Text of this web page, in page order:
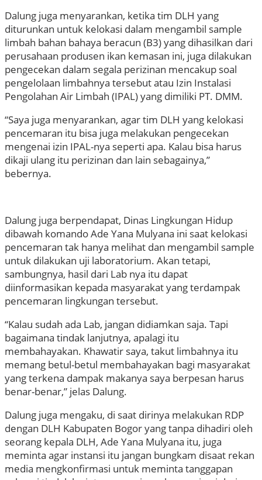
Dalung juga menyarankan, ketika tim DLH yang
diturunkan untuk kelokasi dalam mengambil sample
limbah bahan bahaya beracun (B3) yang dihasilkan dari
perusahaan produsen ikan kemasan ini, juga dilakukan
pengecekan dalam segala perizinan mencakup soal
pengelolaan limbahnya tersebut atau Izin Instalasi
Pengolahan Air Limbah (IPAL) yang dimiliki PT. DMM.
“Saya juga menyarankan, agar tim DLH yang kelokasi
pencemaran itu bisa juga melakukan pengecekan
mengenai izin IPAL-nya seperti apa. Kalau bisa harus
dikaji ulang itu perizinan dan lain sebagainya,”
bebernya.
Dalung juga berpendapat, Dinas Lingkungan Hidup
dibawah komando Ade Yana Mulyana ini saat kelokasi
pencemaran tak hanya melihat dan mengambil sample
untuk dilakukan uji laboratorium. Akan tetapi,
sambungnya, hasil dari Lab nya itu dapat
diinformasikan kepada masyarakat yang terdampak
pencemaran lingkungan tersebut.
“Kalau sudah ada Lab, jangan didiamkan saja. Tapi
bagaimana tindak lanjutnya, apalagi itu
membahayakan. Khawatir saya, takut limbahnya itu
memang betul-betul membahayakan bagi masyarakat
yang terkena dampak makanya saya berpesan harus
benar-benar,” jelas Dalung.
Dalung juga mengaku, di saat dirinya melakukan RDP
dengan DLH Kabupaten Bogor yang tanpa dihadiri oleh
seorang kepala DLH, Ade Yana Mulyana itu, juga
meminta agar instansi itu jangan bungkam disaat rekan
media mengkonfirmasi untuk meminta tanggapan